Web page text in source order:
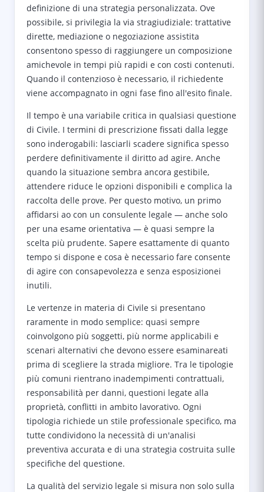
definizione di una strategia personalizzata. Ove
possibile, si privilegia la via stragiudiziale: trattative
dirette, mediazione o negoziazione assistita
consentono spesso di raggiungere un composizione
amichevole in tempi più rapidi e con costi contenuti.
Quando il contenzioso è necessario, il richiedente
viene accompagnato in ogni fase fino all'esito finale.
Il tempo è una variabile critica in qualsiasi questione
di Civile. I termini di prescrizione fissati dalla legge
sono inderogabili: lasciarli scadere significa spesso
perdere definitivamente il diritto ad agire. Anche
quando la situazione sembra ancora gestibile,
attendere riduce le opzioni disponibili e complica la
raccolta delle prove. Per questo motivo, un primo
affidarsi ao con un consulente legale — anche solo
per una esame orientativa — è quasi sempre la
scelta più prudente. Sapere esattamente di quanto
tempo si dispone e cosa è necessario fare consente
di agire con consapevolezza e senza esposizionei
inutili.
Le vertenze in materia di Civile si presentano
raramente in modo semplice: quasi sempre
coinvolgono più soggetti, più norme applicabili e
scenari alternativi che devono essere esaminareati
prima di scegliere la strada migliore. Tra le tipologie
più comuni rientrano inadempimenti contrattuali,
responsabilità per danni, questioni legate alla
proprietà, conflitti in ambito lavorativo. Ogni
tipologia richiede un stile professionale specifico, ma
tutte condividono la necessità di un'analisi
preventiva accurata e di una strategia costruita sulle
specifiche del questione.
La qualità del servizio legale si misura non solo sulla